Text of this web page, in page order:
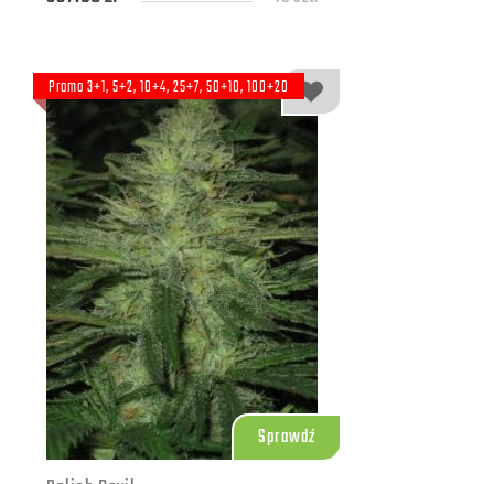
Promo 3+1, 5+2, 10+4, 25+7, 50+10, 100+20
Sprawdź